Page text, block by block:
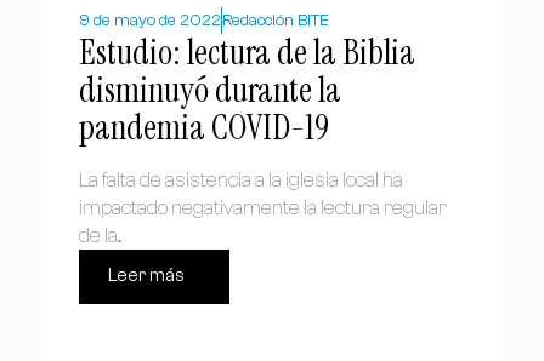
9 de mayo de 2022 Redacción BITE
Estudio: lectura de la Biblia
disminuyó durante la
pandemia COVID-19
La falta de asistencia a la iglesia local ha
impactado negativamente la lectura regular
de la...
Leer más